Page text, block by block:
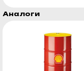
Аналоги